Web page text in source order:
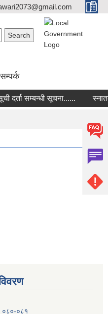
सम्पर्क
दर्ता सम्बन्धी सूचना...... स्नातक
०८०-०८१